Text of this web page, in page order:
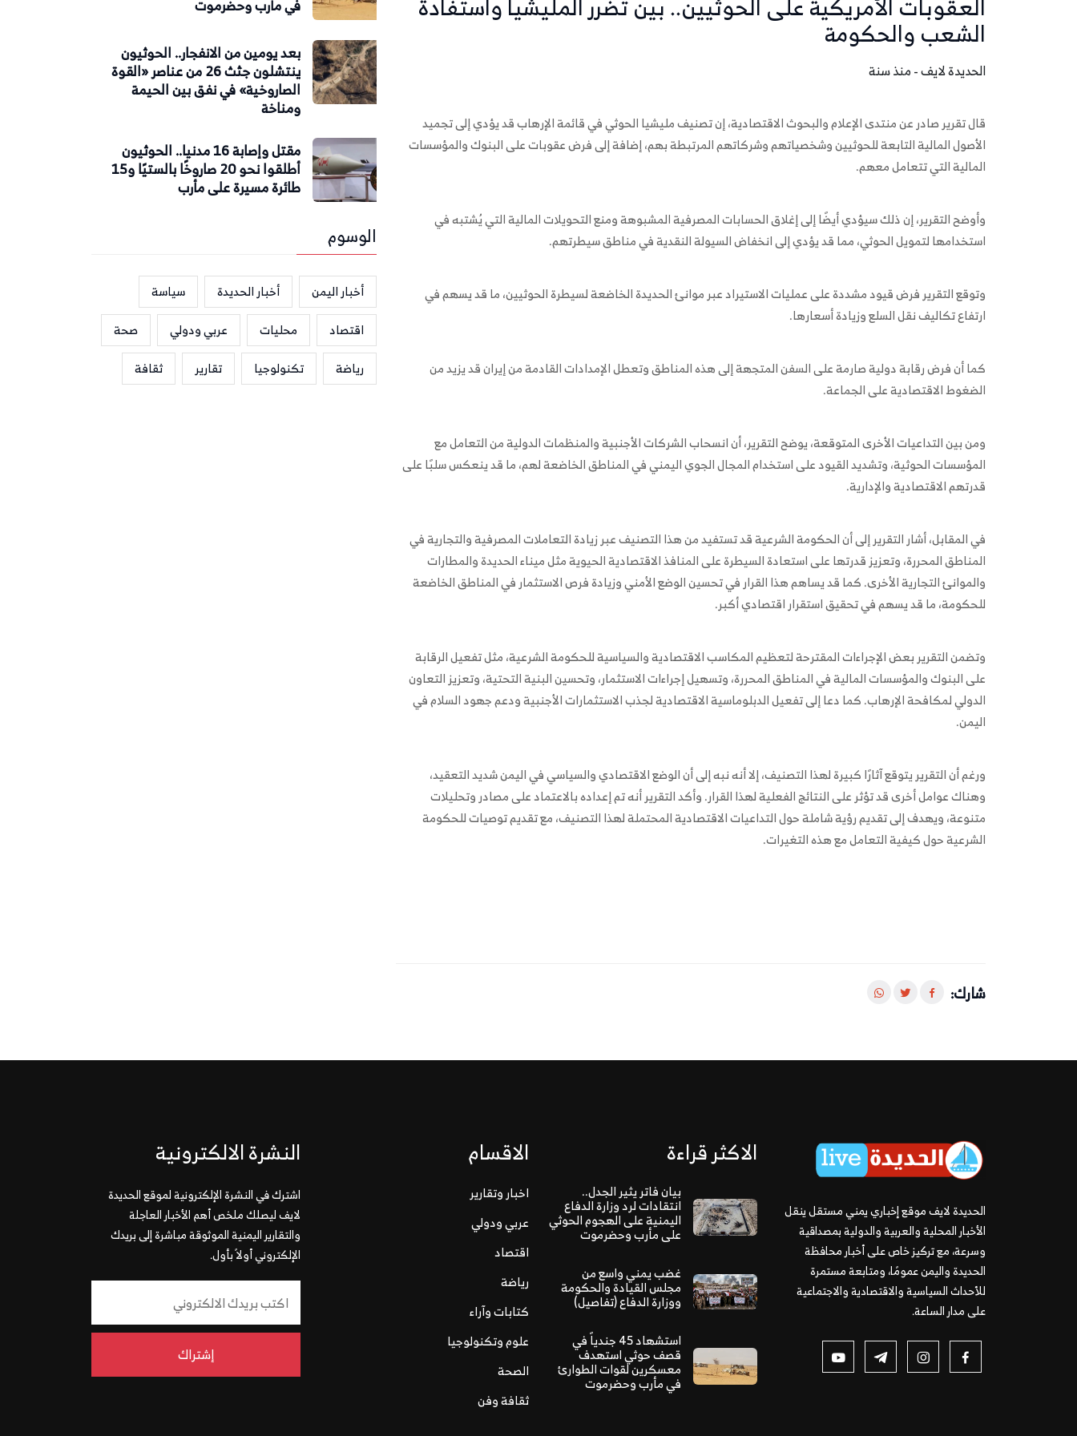
الشعب والحكومة
الحديدة لايف - منذ سنة
قال تقرير صادر عن منتدى الإعلام والبحوث الاقتصادية، إن تصنيف مليشيا الحوثي في قائمة الإرهاب قد يؤدي إلى تجميد
الأصول المالية التابعة للحوثيين وشخصياتهم وشركاتهم المرتبطة بهم، إضافة إلى فرض عقوبات على البنوك والمؤسسات
المالية التي تتعامل معهم.
وأوضح التقرير، إن ذلك سيؤدي أيضًا إلى إغلاق الحسابات المصرفية المشبوهة ومنع التحويلات المالية التي يُشتبه في
استخدامها لتمويل الحوثي، مما قد يؤدي إلى انخفاض السيولة النقدية في مناطق سيطرتهم.
وتوقع التقرير فرض قيود مشددة على عمليات الاستيراد عبر موانئ الحديدة الخاضعة لسيطرة الحوثيين، ما قد يسهم في
ارتفاع تكاليف نقل السلع وزيادة أسعارها.
كما أن فرض رقابة دولية صارمة على السفن المتجهة إلى هذه المناطق وتعطل الإمدادات القادمة من إيران قد يزيد من
الضغوط الاقتصادية على الجماعة.
ومن بين التداعيات الأخرى المتوقعة، يوضح التقرير، أن انسحاب الشركات الأجنبية والمنظمات الدولية من التعامل مع
المؤسسات الحوثية، وتشديد القيود على استخدام المجال الجوي اليمني في المناطق الخاضعة لهم، ما قد ينعكس سلبًا على
قدرتهم الاقتصادية والإدارية.
في المقابل، أشار التقرير إلى أن الحكومة الشرعية قد تستفيد من هذا التصنيف عبر زيادة التعاملات المصرفية والتجارية في
المناطق المحررة، وتعزيز قدرتها على استعادة السيطرة على المنافذ الاقتصادية الحيوية مثل ميناء الحديدة والمطارات
والموانئ التجارية الأخرى. كما قد يساهم هذا القرار في تحسين الوضع الأمني وزيادة فرص الاستثمار في المناطق الخاضعة
للحكومة، ما قد يسهم في تحقيق استقرار اقتصادي أكبر.
وتضمن التقرير بعض الإجراءات المقترحة لتعظيم المكاسب الاقتصادية والسياسية للحكومة الشرعية، مثل تفعيل الرقابة
على البنوك والمؤسسات المالية في المناطق المحررة، وتسهيل إجراءات الاستثمار، وتحسين البنية التحتية، وتعزيز التعاون
الدولي لمكافحة الإرهاب. كما دعا إلى تفعيل الدبلوماسية الاقتصادية لجذب الاستثمارات الأجنبية ودعم جهود السلام في
اليمن.
ورغم أن التقرير يتوقع آثارًا كبيرة لهذا التصنيف، إلا أنه نبه إلى أن الوضع الاقتصادي والسياسي في اليمن شديد التعقيد،
وهناك عوامل أخرى قد تؤثر على النتائج الفعلية لهذا القرار. وأكد التقرير أنه تم إعداده بالاعتماد على مصادر وتحليلات
متنوعة، ويهدف إلى تقديم رؤية شاملة حول التداعيات الاقتصادية المحتملة لهذا التصنيف، مع تقديم توصيات للحكومة
الشرعية حول كيفية التعامل مع هذه التغيرات.
شارك:
في مأرب وحضرموت
بعد يومين من الانفجار.. الحوثيون
ينتشلون جثث 26 من عناصر «القوة
الصاروخية» في نفق بين الحيمة
ومناخة
مقتل وإصابة 16 مدنيا.. الحوثيون
أطلقوا نحو 20 صاروخًا بالستيًا و15
طائرة مسيرة على مأرب
الوسوم
أخبار اليمن أخبار الحديدة
سياسة
اقتصاد
محليات عربي ودولي
صحة
رياضة
تكنولوجيا تقارير ثقافة
الحديدة لايف موقع إخباري يمني مستقل ينقل
الأخبار المحلية والعربية والدولية بمصداقية
وسرعة، مع تركيز خاص على أخبار محافظة
الحديدة واليمن عمومًا، ومتابعة مستمرة
للأحداث السياسية والاقتصادية والاجتماعية
على مدار الساعة.
الاكثر قراءة
بيان فاتر يثير الجدل..
انتقادات لرد وزارة الدفاع
اليمنية على الهجوم الحوثي
على مأرب وحضرموت
غضب يمني واسع من
مجلس القيادة والحكومة
ووزارة الدفاع (تفاصيل)
استشهاد 45 جندياً في
قصف حوثي استهدف
معسكرين لقوات الطوارئ
في مأرب وحضرموت
الاقسام
اخبار وتقارير
عربي ودولي
اقتصاد
رياضة
كتابات وآراء
علوم وتكنولوجيا
الصحة
ثقافة وفن
النشرة الالكترونية
اشترك في النشرة الإلكترونية لموقع الحديدة
لايف ليصلك ملخص أهم الأخبار العاجلة
والتقارير اليمنية الموثوقة مباشرة إلى بريدك
الإلكتروني أولاً بأول.
إشتراك